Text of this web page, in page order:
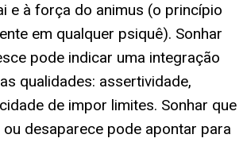
e à força do animus (o princípio
em qualquer psiquê). Sonhar
pode indicar uma integração
qualidades: assertividade,
de impor limites. Sonhar que
ou desaparece pode apontar para